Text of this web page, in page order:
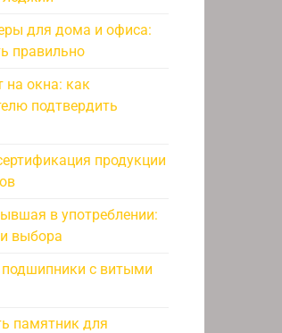
для дома и офиса:
правильно
на окна: как
подтвердить
продукции
в употреблении:
выбора
с витыми
памятник для